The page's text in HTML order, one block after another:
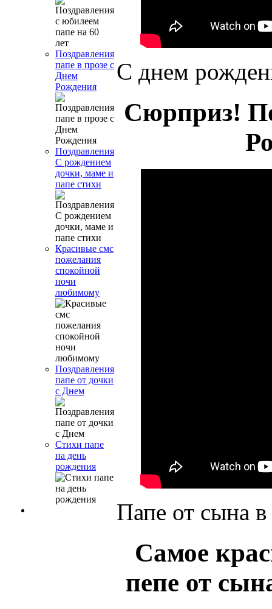
Поздравления
папе в прозе с
Днем
Рождения
Поздравления
С рождением
дочки, маме и
папе стихи
Красивые смс
пожелания
спокойной
ночи
любимому
Поздравления
папе от дочки
с Днем
Стихи папе
на день
рождения
С днем
Сюрприз!
Папе от сына
Самое
пепе от